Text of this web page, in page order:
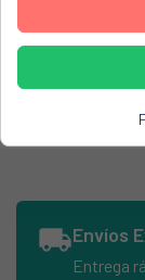
UFESA,
UFESA,
local_shippingEnvíos
Entrega